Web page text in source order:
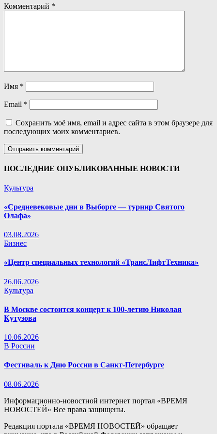
Комментарий *
Имя *
Email *
Сохранить моё имя, email и адрес сайта в этом браузере для
последующих моих комментариев.
ПОСЛЕДНИЕ ОПУБЛИКОВАННЫЕ НОВОСТИ
Культура
«Средневековые дни в Выборге — турнир Святого
Олафа»
03.08.2026
Бизнес
«Центр специальных технологий «ТрансЛифтТехника»
26.06.2026
Культура
В Москве состоится концерт к 100-летию Николая
Кутузова
10.06.2026
В России
Фестиваль к Дню России в Санкт-Петербурге
08.06.2026
Информационно-новостной интернет портал «ВРЕМЯ
НОВОСТЕЙ» Все права защищены.
Редакция портала «ВРЕМЯ НОВОСТЕЙ» обращает